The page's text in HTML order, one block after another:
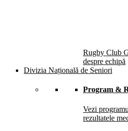
Rugby Club
despre echipă
Divizia Națională de Seniori
Program &
Vezi
rezultatele